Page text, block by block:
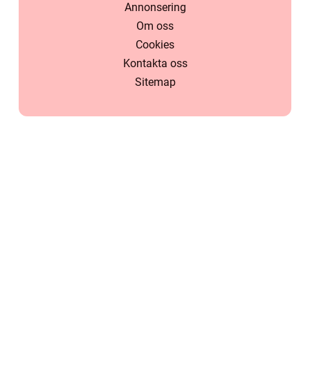
Annonsering
Om oss
Cookies
Kontakta oss
Sitemap